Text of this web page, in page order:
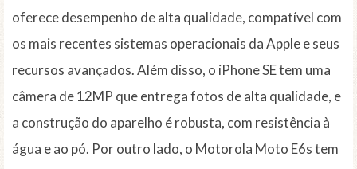
oferece desempenho de alta qualidade, compatível com
os mais recentes sistemas operacionais da Apple e seus
recursos avançados. Além disso, o iPhone SE tem uma
câmera de 12MP que entrega fotos de alta qualidade, e
a construção do aparelho é robusta, com resistência à
água e ao pó. Por outro lado, o Motorola Moto E6s tem